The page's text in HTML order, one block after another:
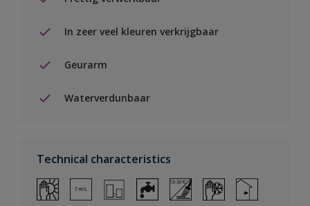
In zeer veel kleuren verkrijgbaar
Geurarm
Waterverdunbaar
Technical characteristics